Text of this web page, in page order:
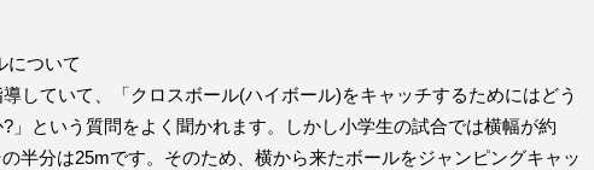
について
していて、「クロスボール(ハイボール)をキャッチするためにはどう
」という質問をよく聞かれます。しかし小学生の試合では横幅が約
半分は25mです。そのため、横から来たボールをジャンピングキャッ